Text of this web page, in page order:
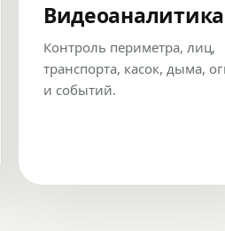
Видеоаналитика
Контроль периметра, лиц,
транспорта, касок, дыма,
и событий.